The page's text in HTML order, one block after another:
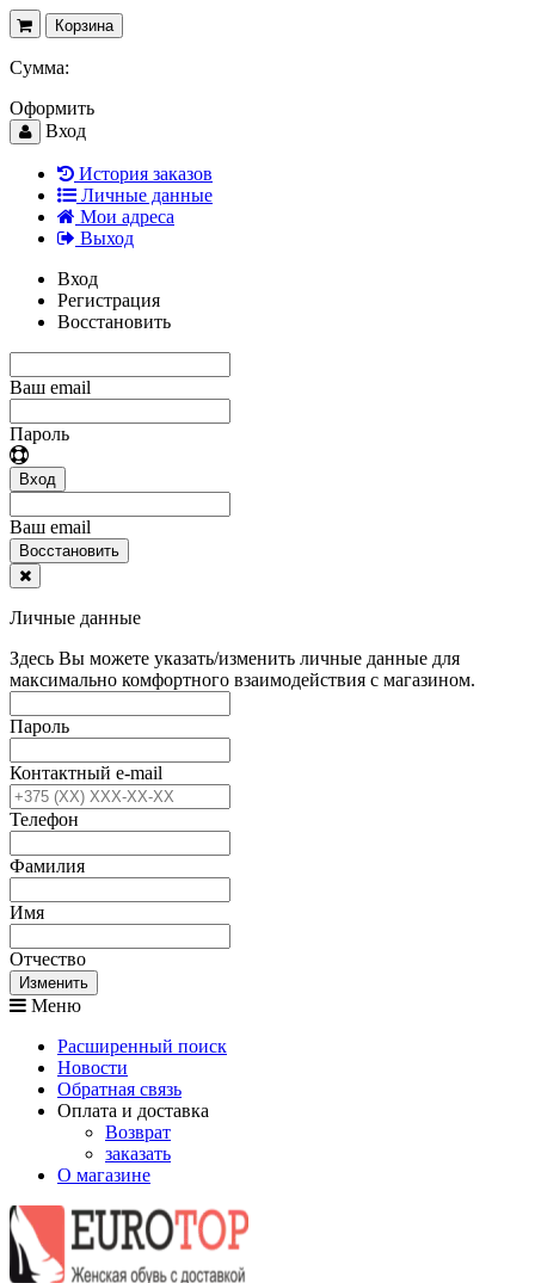
Корзина
Сумма:
Оформить
Вход
История заказов
Личные данные
Мои адреса
Выход
Вход
Регистрация
Восстановить
Ваш email
Пароль
Вход
Ваш email
Воcстановить
Личные данные
Здесь Вы можете указать/изменить личные данные для
максимально комфортного взаимодействия с магазином.
Пароль
Контактный e-mail
Телефон
Фамилия
Имя
Отчество
Изменить
Меню
Расширенный поиск
Новости
Обратная связь
Оплата и доставка
Возврат
заказать
О магазине